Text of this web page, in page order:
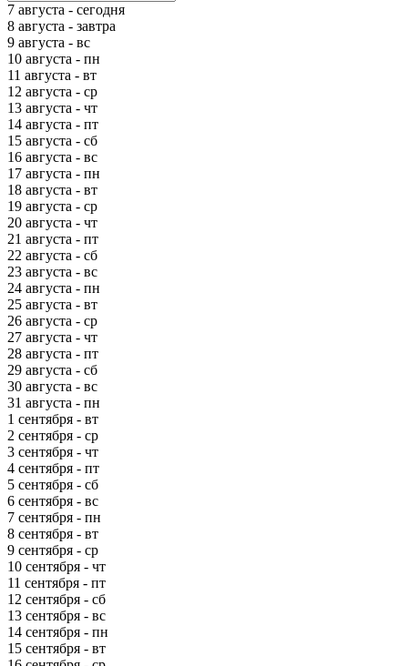
7 августа - сегодня
8 августа - завтра
9 августа - вс
10 августа - пн
11 августа - вт
12 августа - ср
13 августа - чт
14 августа - пт
15 августа - сб
16 августа - вс
17 августа - пн
18 августа - вт
19 августа - ср
20 августа - чт
21 августа - пт
22 августа - сб
23 августа - вс
24 августа - пн
25 августа - вт
26 августа - ср
27 августа - чт
28 августа - пт
29 августа - сб
30 августа - вс
31 августа - пн
1 сентября - вт
2 сентября - ср
3 сентября - чт
4 сентября - пт
5 сентября - сб
6 сентября - вс
7 сентября - пн
8 сентября - вт
9 сентября - ср
10 сентября - чт
11 сентября - пт
12 сентября - сб
13 сентября - вс
14 сентября - пн
15 сентября - вт